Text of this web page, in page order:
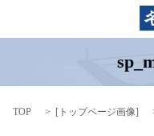
TOP [ トップページ画像]